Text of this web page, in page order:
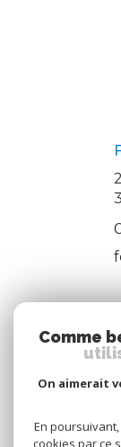
Comme
On aimerait
En
cookies par ce